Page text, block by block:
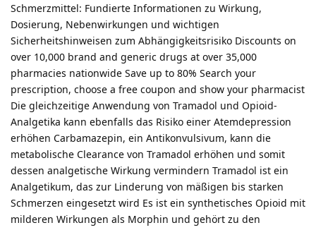
Schmerzmittel: Fundierte Informationen zu Wirkung,
Dosierung, Nebenwirkungen und wichtigen
Sicherheitshinweisen zum Abhängigkeitsrisiko Discounts on
over 10,000 brand and generic drugs at over 35,000
pharmacies nationwide Save up to 80% Search your
prescription, choose a free coupon and show your pharmacist
Die gleichzeitige Anwendung von Tramadol und Opioid-
Analgetika kann ebenfalls das Risiko einer Atemdepression
erhöhen Carbamazepin, ein Antikonvulsivum, kann die
metabolische Clearance von Tramadol erhöhen und somit
dessen analgetische Wirkung vermindern Tramadol ist ein
Analgetikum, das zur Linderung von mäßigen bis starken
Schmerzen eingesetzt wird Es ist ein synthetisches Opioid mit
milderen Wirkungen als Morphin und gehört zu den